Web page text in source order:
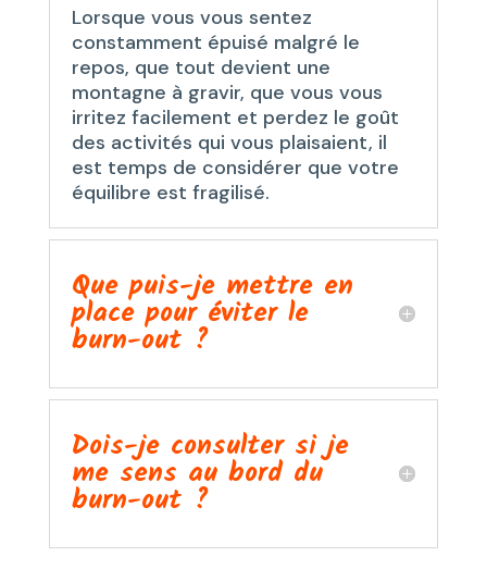
Lorsque vous vous sentez
constamment épuisé malgré le
repos, que tout devient une
montagne à gravir, que vous vous
irritez facilement et perdez le goût
des activités qui vous plaisaient, il
est temps de considérer que votre
équilibre est fragilisé.
Que puis-je mettre en
place pour éviter le
burn-out ?
Dois-je consulter si je
me sens au bord du
burn-out ?